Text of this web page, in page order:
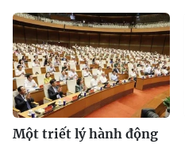
Một triết lý hành động